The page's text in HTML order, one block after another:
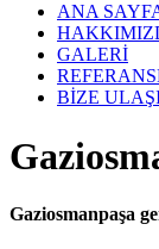
ANA
GALERİ
BİZE
Gaziosmanpaşa